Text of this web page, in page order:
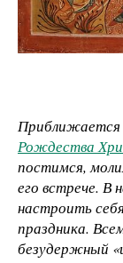
Приближается
Рождества
постимся,
его встрече. В
настроить
праздника.
безудержный